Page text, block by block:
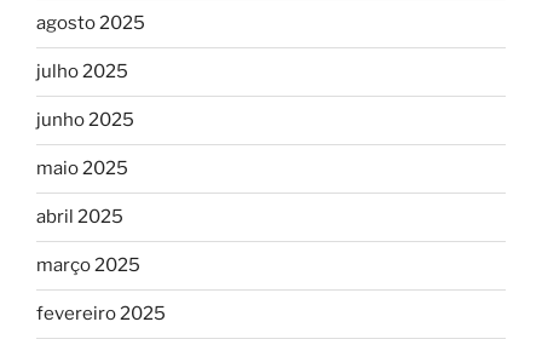
agosto 2025
julho 2025
junho 2025
maio 2025
abril 2025
março 2025
fevereiro 2025